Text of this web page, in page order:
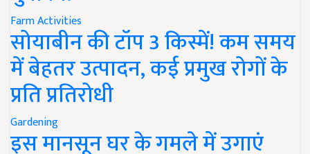
Farm Activities
सोयाबीन की टॉप 3 किस्में! कम समय
में बेहतर उत्पादन, कई प्रमुख रोगों के
प्रति प्रतिरोधी
Gardening
इस मानसून घर के गमले में उगाएं